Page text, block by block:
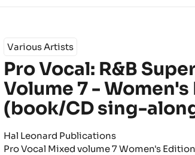
Various Artists
Pro Vocal: R&B
Volume 7 -
(book/CD sing-
Hal Leonard Publications
Pro Vocal Mixed volume 7 Women's Edition